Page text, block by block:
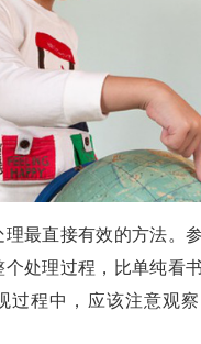
理最直接有效的方法。
个处理过程，比单纯看
过程中，应该注意观